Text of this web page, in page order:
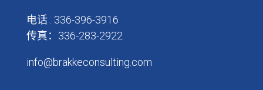
电话 : 336-396-3916
传真：336-283-2922
info@brakkeconsulting.com